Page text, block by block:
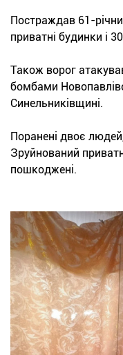
Постраждав 61-
приватні будинки і
Також ворог
бомбами
Синельниківщині.
Поранені двоє
Зруйнований
пошкоджені.